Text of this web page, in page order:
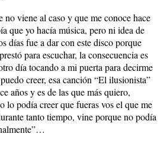
no viene al caso y que me conoce hace
que yo hacía música, pero ni idea de
días fue a dar con este disco porque
para escuchar, la consecuencia es
día tocando a mi puerta para decirme
creer, esa canción “El ilusionista”
años y es de las que más quiero,
lo podía creer que fueras vos el que me
tanto tiempo, vine porque no podía